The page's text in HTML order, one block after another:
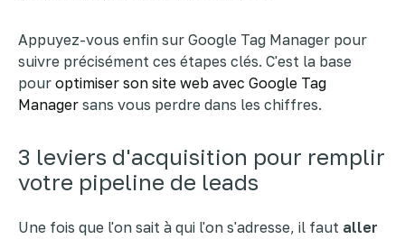
Appuyez-vous enfin sur Google Tag Manager pour
suivre précisément ces étapes clés. C'est la base
pour optimiser son site web avec Google Tag
Manager sans vous perdre dans les chiffres.
3 leviers d'acquisition pour remplir
votre pipeline de leads
Une fois que l'on sait à qui l'on s'adresse, il faut aller